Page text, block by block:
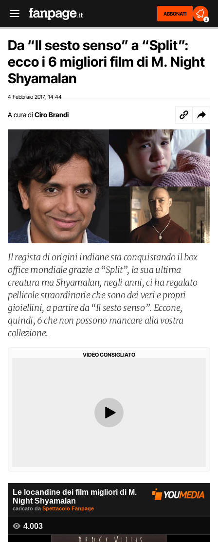
ABBONATI
2
Da “Il sesto senso” a “Split”:
ecco i 6 migliori film di M. Night
Shyamalan
4 Febbraio 2017 14:44
A cura di Ciro Brandi
Il regista di origini indiane sta conquistando il box
office mondiale grazie a “Split”, la sua ultima
creatura ma Shyamalan, negli anni, ci ha regalato
pellicole straordinarie che sono dei veri e propri
gioiellini, a partire da “Il sesto senso”. Eccone,
quindi, 6 che non possono mancare alla vostra
collezione.
VIDEO CONSIGLIATO